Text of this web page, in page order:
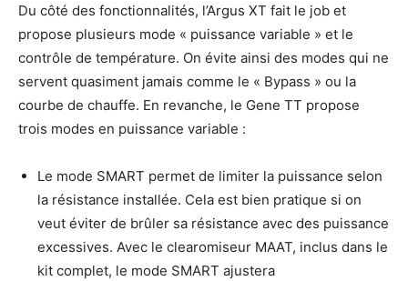
Du côté des fonctionnalités, l’Argus XT fait le job et
propose plusieurs mode « puissance variable » et le
contrôle de température. On évite ainsi des modes qui ne
servent quasiment jamais comme le « Bypass » ou la
courbe de chauffe. En revanche, le Gene TT propose
trois modes en puissance variable :
Le mode SMART permet de limiter la puissance selon
la résistance installée. Cela est bien pratique si on
veut éviter de brûler sa résistance avec des puissance
excessives. Avec le clearomiseur MAAT, inclus dans le
kit complet, le mode SMART ajustera